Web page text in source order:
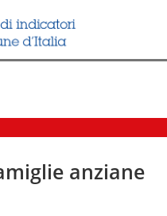
anziane